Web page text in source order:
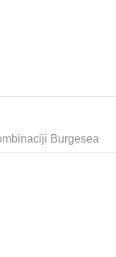
Burgesea